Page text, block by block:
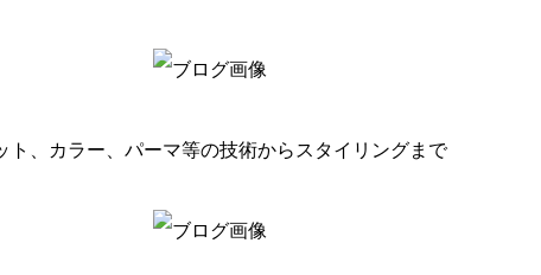
ト、カラー、パーマ等の技術からスタイリングまで